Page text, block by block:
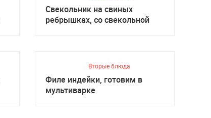
Свекольник на свиных
ребрышках, со свекольной
Вторые блюда
Филе индейки, готовим в
мультиварке